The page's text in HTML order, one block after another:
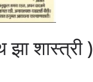
शास्त्री )